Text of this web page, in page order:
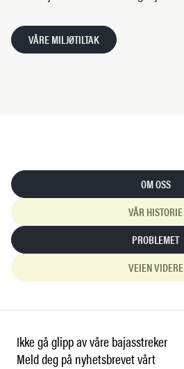
VÅRE MILJØTILTAK
OM OSS
VÅR HISTORIE
PROBLEMET
VEIEN VIDERE
Ikke gå glipp av våre bajasstreker
Meld deg på nyhetsbrevet vårt